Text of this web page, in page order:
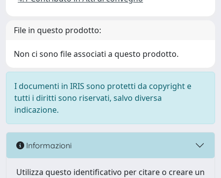
File in questo prodotto:
Non ci sono file associati a questo prodotto.
I documenti in IRIS sono protetti da copyright e
tutti i diritti sono riservati, salvo diversa
indicazione.
Informazioni
Utilizza questo identificativo per citare o creare un